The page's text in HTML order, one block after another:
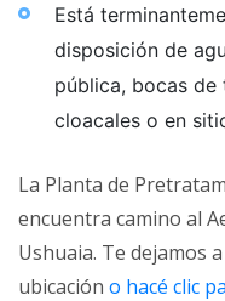
Está
disposición de
pública, bocas de
cloacales o en
La Planta de
encuentra camino al
Ushuaia. Te dejamos
ubicación o hacé clic